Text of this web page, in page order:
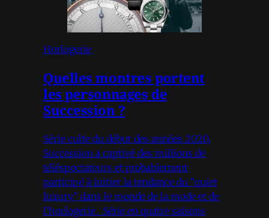
Horlogerie
Quelles montres portent
les personnages de
Succession ?
Série culte du début des années 2020,
Succession a captivé des millions de
téléspectateurs et probablement
participé à initier la tendance du “quiet
luxury” dans le monde de la mode et de
l’horlogerie. Série en quatre saisons